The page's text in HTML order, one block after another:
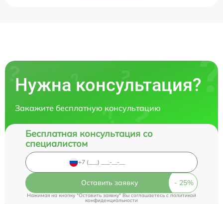
Нужна консультация?
Закажите бесплатную консультацию
Бесплатная консультация со
специалистом
Оставить заявку
Нажимая на кнопку "Оставить заявку" Вы соглашаетесь cполитикой
конфиденциальности